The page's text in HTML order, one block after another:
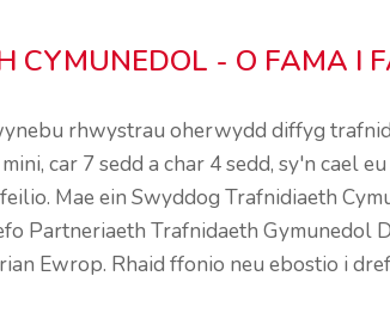
CYMUNEDOL - O FAMA I
rhwystrau oherwydd diffyg
car 7 sedd a char 4 sedd, sy'n cael
Mae ein Swyddog Trafnidiaeth
Partneriaeth Trafnidaeth Gymunedol
Ewrop. Rhaid ffonio neu ebostio i